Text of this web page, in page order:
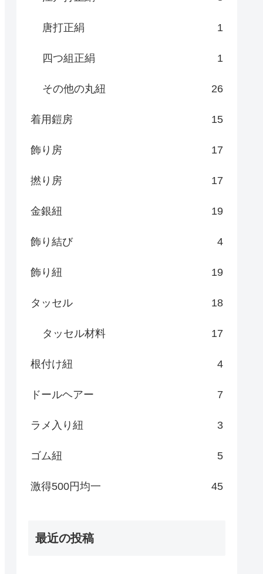
唐打正絹 1
四つ組正絹 1
その他の丸紐 26
着用鎧房 15
飾り房 17
撚り房 17
金銀紐 19
飾り結び 4
飾り紐 19
タッセル 18
タッセル材料 17
根付け紐 4
ドールヘアー 7
ラメ入り紐 3
ゴム紐 5
激得500円均一 45
最近の投稿